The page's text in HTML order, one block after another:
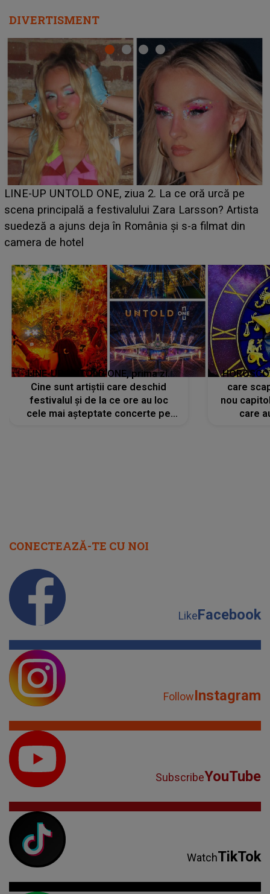
DIVERTISMENT
Ce a dezvăluit noua concurentă din "Casa Iubirii" l-a
luat prin surprindere pe Emanuel. CINE ESTE
BĂIATUL VIZAT de Alexandra?! Aflându-se în fața
faptului împlinit, A RECUNOSCUT IMEDIAT: "Am
LINE-UP UNTOLD ONE, prima zi.
Cine sunt artiștii care deschid
festivalul și de la ce ore au loc
cele mai așteptate concerte pe
care
nou
care
CONECTEAZĂ-TE CU NOI
LikeFacebook
FollowInstagram
SubscribeYouTube
WatchTikTok